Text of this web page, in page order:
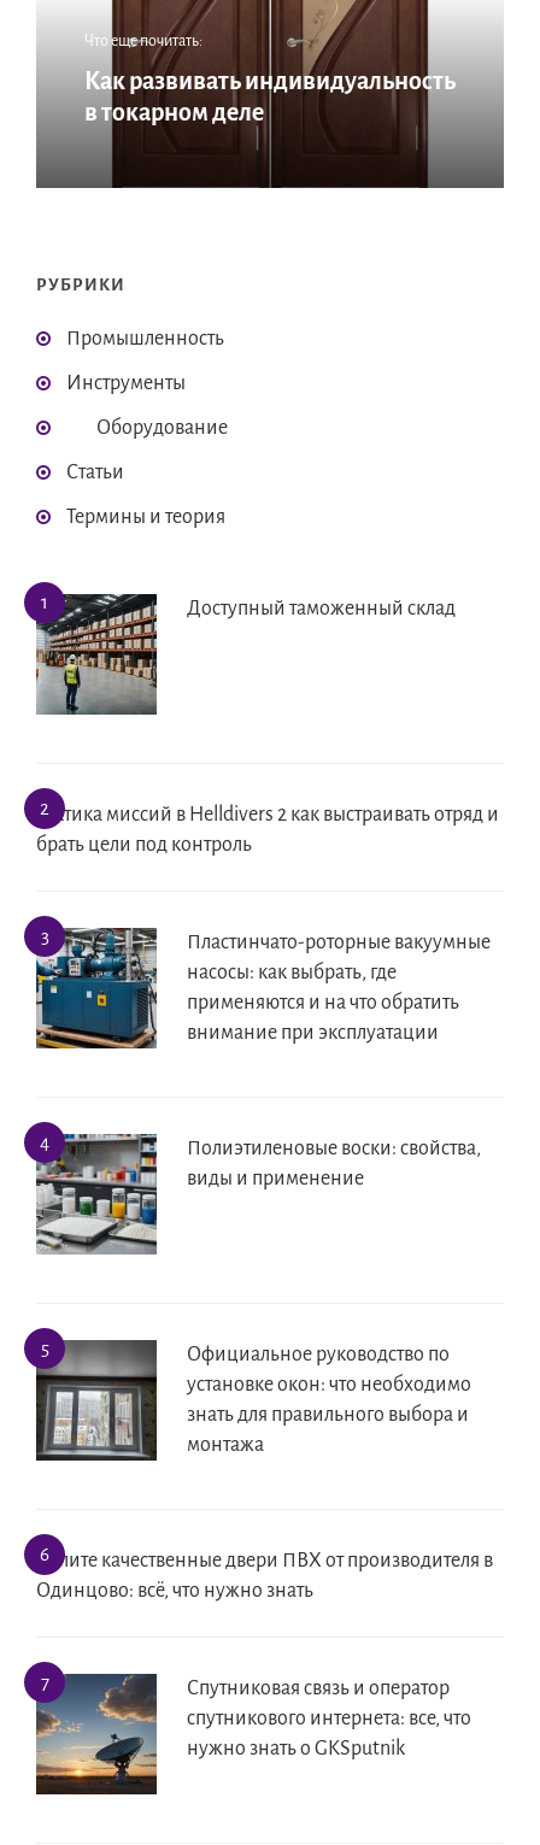
Что еще почитать:
Как развивать индивидуальность
в токарном деле
РУБРИКИ
Промышленность
Инструменты
Оборудование
Статьи
Термины и теория
Доступный таможенный склад
Тактика миссий в Helldivers 2 как выстраивать отряд и
брать цели под контроль
Пластинчато-роторные вакуумные
насосы: как выбрать, где
применяются и на что обратить
внимание при эксплуатации
Полиэтиленовые воски: свойства,
виды и применение
Официальное руководство по
установке окон: что необходимо
знать для правильного выбора и
монтажа
Купите качественные двери ПВХ от производителя в
Одинцово: всё, что нужно знать
Спутниковая связь и оператор
спутникового интернета: все, что
нужно знать о GKSputnik